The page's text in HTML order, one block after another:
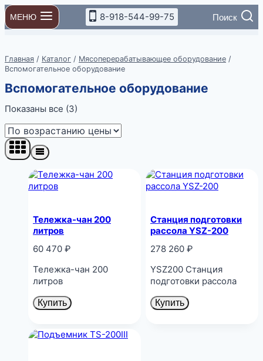
Перейти
к
содержимому
МЕНЮ 8-918-544-99-75 Поиск
Главная / Каталог / Мясоперерабатывающее оборудование /
Вспомогательное оборудование
Вспомогательное оборудование
Показаны все (3)
возрастанию
Тележка-чан 200
литров
60 470 ₽
Тележка-чан 200
литров
Купить
Станция подготовки
рассола YSZ-200
278 260 ₽
YSZ200 Станция
подготовки рассола
Купить